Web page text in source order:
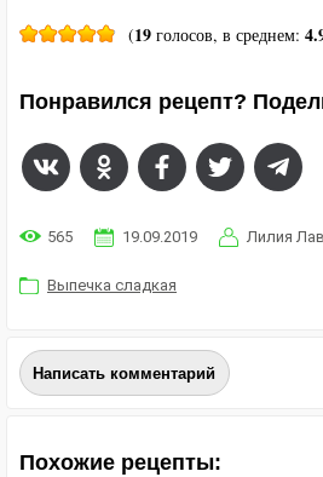
(19 голосов, в среднем:
Понравился рецепт?
565 19.09.2019 Лилия
Выпечка сладкая
Написать комментарий
Похожие рецепты: